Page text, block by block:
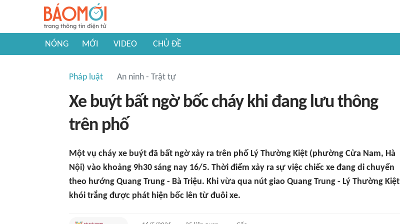
NÓNG MỚI VIDEO CHỦ ĐỀ
Pháp luật An ninh - Trật tự
Xe buýt bất ngờ bốc cháy khi đang lưu thông
trên phố
Một vụ cháy xe buýt đã bất ngờ xảy ra trên phố Lý Thường Kiệt (phường Cửa Nam, Hà
Nội) vào khoảng 9h30 sáng nay 16/5. Thời điểm xảy ra sự việc chiếc xe đang di chuyển
theo hướng Quang Trung - Bà Triệu. Khi vừa qua nút giao Quang Trung - Lý Thường Kiệt
khói trắng được phát hiện bốc lên từ đuôi xe.